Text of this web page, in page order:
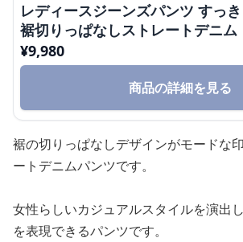
レディースジーンズパンツ すっ
裾切りっぱなしストレートデニム
¥9,980
商品の詳細を見る
裾の切りっぱなしデザインがモードな
ートデニムパンツです。
女性らしいカジュアルスタイルを演出
を表現できるパンツです。